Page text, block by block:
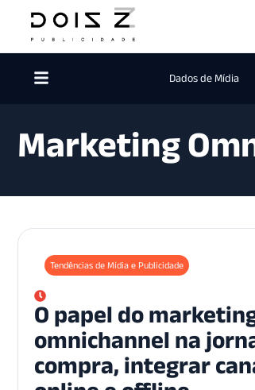
Dados de Mídia
Marketing
Tendências de Mídia e Publicidade
O papel do
omnichannel na
compra, integrar